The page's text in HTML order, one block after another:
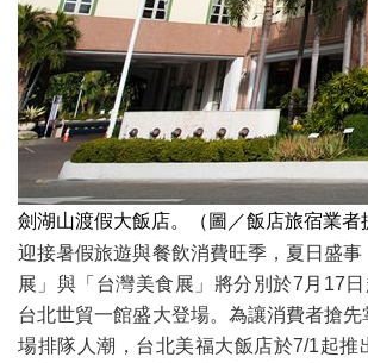
劍湖山渡假大飯店。（圖／飯店旅宿業者
迎接暑假旅遊與餐飲消費旺季，夏日盛
展」與「台灣美食展」將分別於7月17
台北世貿一館盛大登場。為讓消費者搶
場排隊人潮，台北美福大飯店於7/1起推